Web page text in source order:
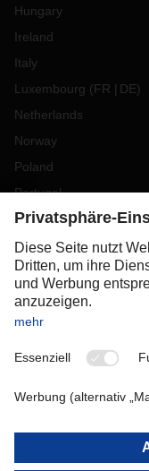
Hungary
Ireland
Italy
Luxembourg (FR DE)
Netherlands
Norway
Poland
Portugal
Romania
Slovakia
Spain
Sweden
Switzerland
OCEANIA